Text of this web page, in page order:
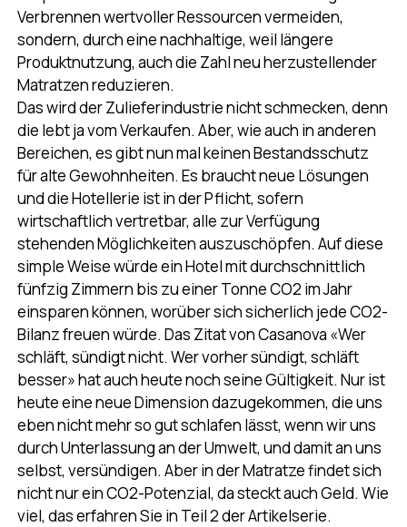
Verbrennen wertvoller Ressourcen vermeiden,
sondern, durch eine nachhaltige, weil längere
Produktnutzung, auch die Zahl neu herzustellender
Matratzen reduzieren.
Das wird der Zulieferindustrie nicht schmecken, denn
die lebt ja vom Verkaufen. Aber, wie auch in anderen
Bereichen, es gibt nun mal keinen Bestandsschutz
für alte Gewohnheiten. Es braucht neue Lösungen
und die Hotellerie ist in der Pflicht, sofern
wirtschaftlich vertretbar, alle zur Verfügung
stehenden Möglichkeiten auszuschöpfen. Auf diese
simple Weise würde ein Hotel mit durchschnittlich
fünfzig Zimmern bis zu einer Tonne CO2 im Jahr
einsparen können, worüber sich sicherlich jede CO2-
Bilanz freuen würde. Das Zitat von Casanova «Wer
schläft, sündigt nicht. Wer vorher sündigt, schläft
besser» hat auch heute noch seine Gültigkeit. Nur ist
heute eine neue Dimension dazugekommen, die uns
eben nicht mehr so gut schlafen lässt, wenn wir uns
durch Unterlassung an der Umwelt, und damit an uns
selbst, versündigen. Aber in der Matratze findet sich
nicht nur ein CO2-Potenzial, da steckt auch Geld. Wie
viel, das erfahren Sie in Teil 2 der Artikelserie.